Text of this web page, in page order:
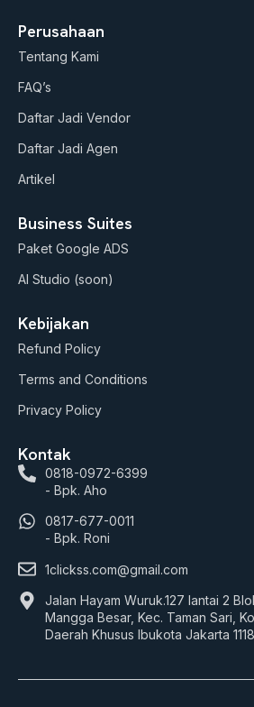
u
t
u
b
e
s
t
a
a
c
e
b
k
Perusahaan
Tentang Kami
FAQ’s
Daftar Jadi Vendor
Daftar Jadi Agen
Artikel
Business Suites
Paket Google ADS
AI Studio (soon)
Kebijakan
Refund Policy
Terms and Conditions
Privacy Policy
Kontak
0818-0972-6399
- Bpk. Aho
0817-677-0011
- Bpk. Roni
1clickss.com@gmail.com
Jalan Hayam Wuruk.127 lantai 2
Mangga Besar, Kec. Taman Sari,
Daerah Khusus Ibukota Jakarta